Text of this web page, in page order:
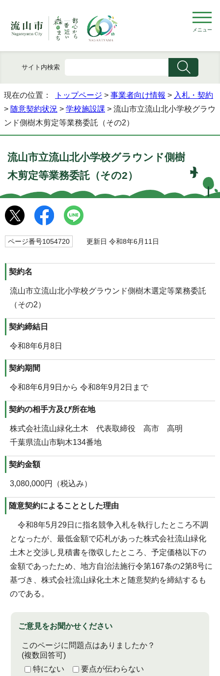
メニュー
サイト内検索
現在の位置： トップページ > 事業者向け情報 > 入札・契約
> 随意契約状況 > 学校施設課 > 流山市立流山北小学校グラウ
ンド側樹木剪定等業務委託（その2）
流山市立流山北小学校グラウンド側樹
木剪定等業務委託（その2）
ページ番号1054720 更新日 令和8年6月11日
契約名
流山市立流山北小学校グラウンド側樹木選定等業務委託
（その2）
契約締結日
令和8年6月8日
契約期間
令和8年6月9日から 令和8年9月2日まで
契約の相手方及び所在地
株式会社流山緑化土木 代表取締役 高市 高明
千葉県流山市駒木134番地
契約金額
3,080,000円（税込み）
随意契約によることとした理由
令和8年5月29日に指名競争入札を執行したところ不調
となったが、最低金額で応札があった株式会社流山緑化
土木と交渉し見積書を徴収したところ、予定価格以下の
金額であったため、地方自治法施行令第167条の2第8号に
基づき、株式会社流山緑化土木と随意契約を締結するも
のである。
ご意見をお聞かせください
このページに問題点はありましたか？
(複数回答可)
特にない
要点が伝わらない